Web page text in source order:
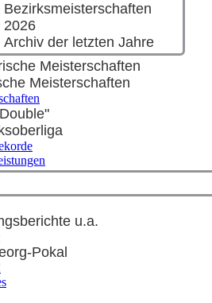
Bezirksmeisterschaften
2026
Archiv der letzten Jahre
Meisterschaften
Meisterschaften
u.a.
Pokal